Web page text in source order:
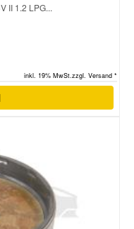
II 1.2 LPG...
inkl. 19% MwSt.zzgl. Versand *